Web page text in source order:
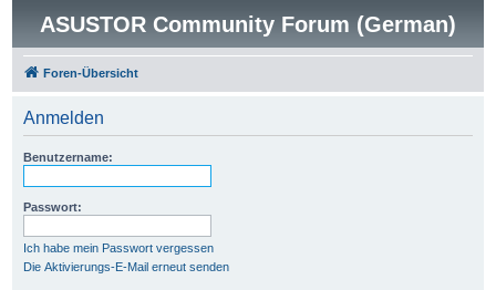
ASUSTOR Community Forum (German)
Foren-Übersicht
Anmelden
Benutzername:
Passwort:
Ich habe mein Passwort vergessen
Die Aktivierungs-E-Mail erneut senden